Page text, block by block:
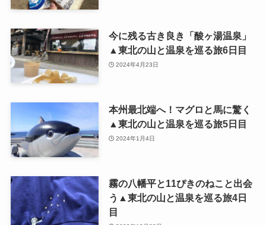
今に残る古き良き「酸ヶ湯温泉」
▲東北の山と温泉を巡る旅6日目
2024年4月23日
本州最北端へ！マグロと馬に驚く
▲東北の山と温泉を巡る旅5日目
2024年1月4日
霧の八幡平と11ぴきのねこと出会
う▲東北の山と温泉を巡る旅4日
目